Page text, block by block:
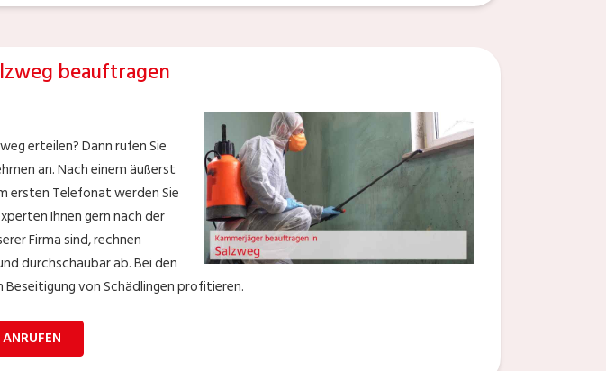
beauftragen
erteilen? Dann rufen Sie
an. Nach einem äußerst
ersten Telefonat werden Sie
Ihnen gern nach der
Firma sind, rechnen
durchschaubar ab. Bei den
von Schädlingen profitieren.